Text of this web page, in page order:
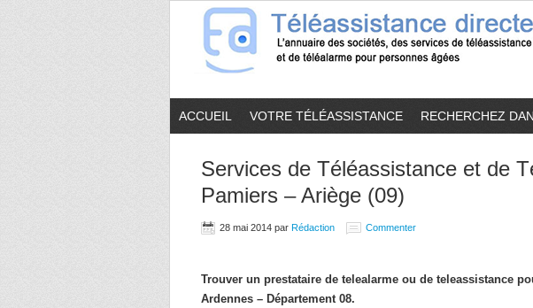
ACCUEIL VOTRE TÉLÉASSISTANCE RECHERCHEZ
Services de Téléassistance et de
Pamiers – Ariège (09)
28 mai 2014 par Rédaction Commenter
Trouver un prestataire de telealarme ou de teleassistance
Ardennes – Département 08.